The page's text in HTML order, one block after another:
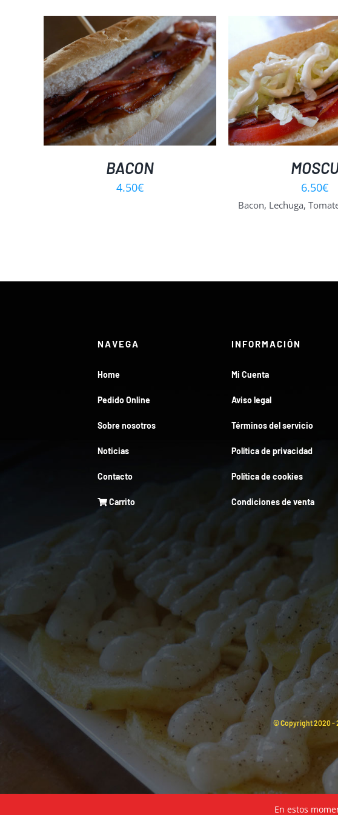
BACON
4.50€
DETALLES
6.50€
Bacon, Lechuga,
NAVEGA
Home
Pedido Online
Sobre nosotros
Noticias
Contacto
Carrito
INFORMACIÓN
Mi Cuenta
Aviso legal
Términos del servicio
Política de privacidad
Política de cookies
Condiciones de venta
© Copyright 2020 -
En estos